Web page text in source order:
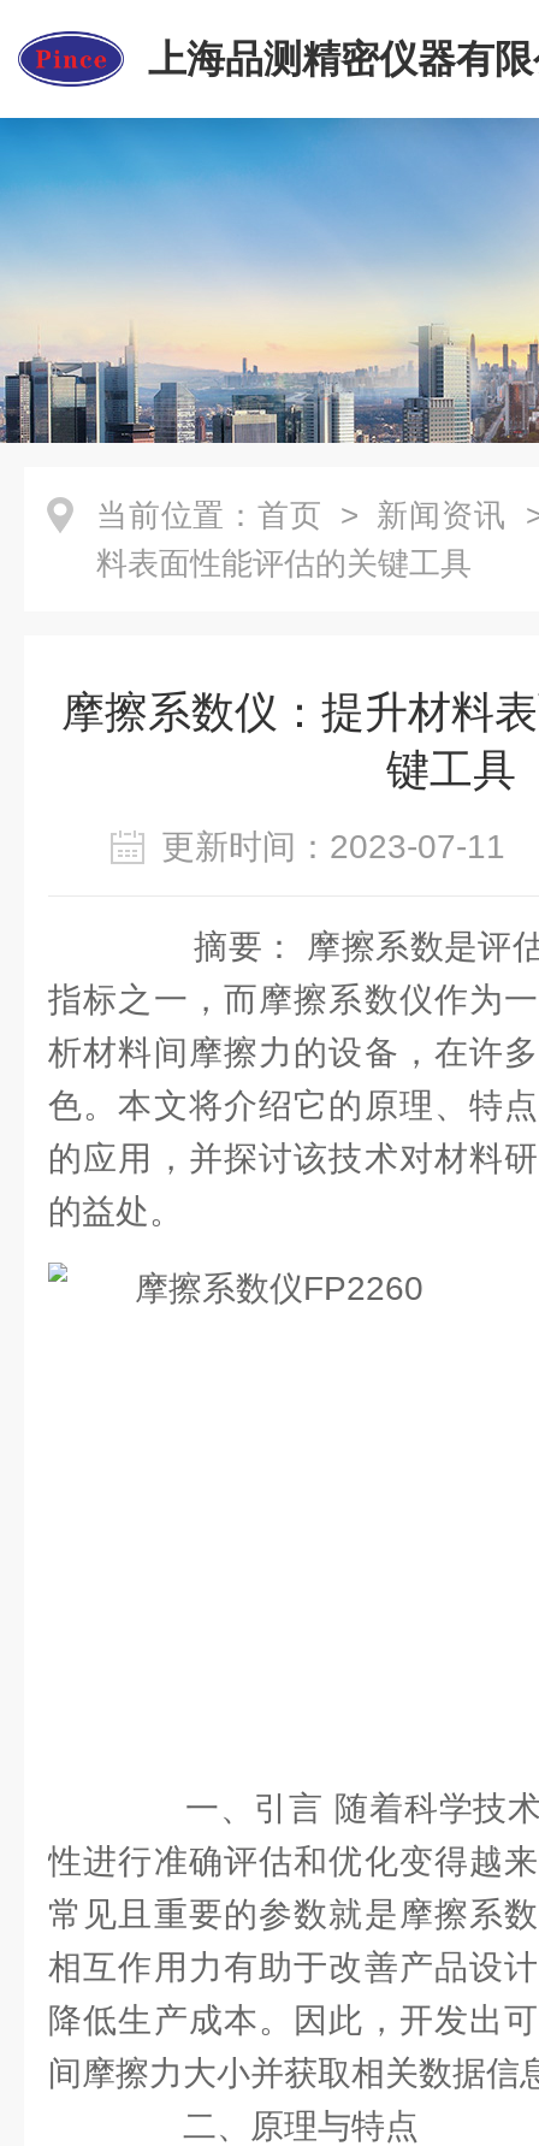
上海品测精密仪器有
当前位置： 首页 > 新闻资讯
料表面性能评估的关键工具
摩擦系数仪：提升材料
键工具
更新时间：2023-07-
摘要： 摩擦系数是评估
指标之一，而摩擦系数仪作为
析材料间摩擦力的设备，在许
色。本文将介绍它的原理、特
的应用，并探讨该技术对材料
的益处。
一、引言 随着科学技术
性进行准确评估和优化变得越
常见且重要的参数就是摩擦系
相互作用力有助于改善产品设
降低生产成本。因此，开发出
间摩擦力大小并获取相关数据信
二、原理与特点